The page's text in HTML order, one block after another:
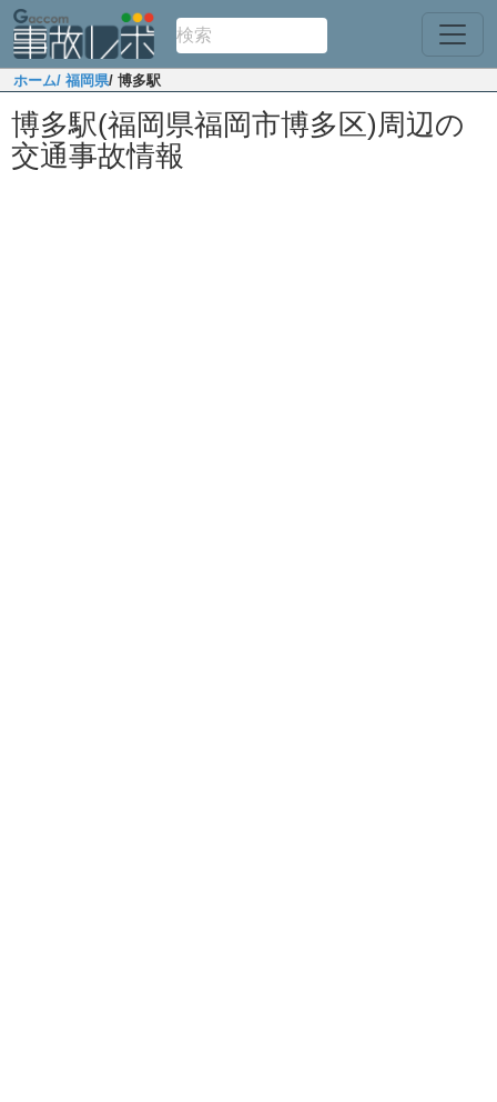
ホーム/ 福岡県/ 博多駅
博多駅(福岡県福岡市博多区)周辺の
交通事故情報